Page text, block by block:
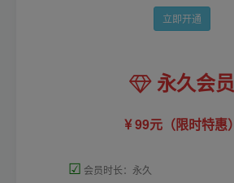
立即开通
永久会员
99元（限时特惠）
☑ 会员时长：永久